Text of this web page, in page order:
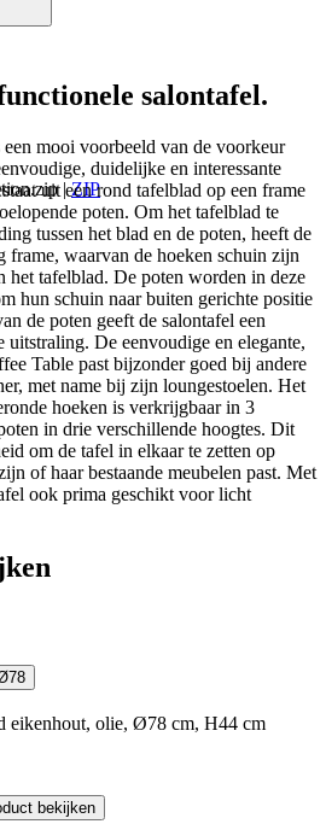
|ZIP
salontafel.
mooi voorbeeld van de voorkeur
duidelijke en interessante
uit een rond tafelblad op een frame
poten. Om het tafelblad te
tussen het blad en de poten, heeft de
frame, waarvan de hoeken schuin zijn
het tafelblad. De poten worden in deze
hun schuin naar buiten gerichte positie
de poten geeft de salontafel een
uitstraling. De eenvoudige en elegante,
Table past bijzonder goed bij andere
met name bij zijn loungestoelen. Het
hoeken is verkrijgbaar in 3
in drie verschillende hoogtes. Dit
om de tafel in elkaar te zetten op
of haar bestaande meubelen past. Met
ook prima geschikt voor licht
eikenhout, olie, Ø78 cm, H44 cm
bekijken